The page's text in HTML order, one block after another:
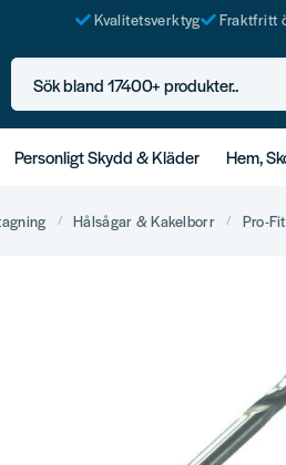
Kvalitetsverktyg Fraktfritt
Sök bland 17400+ produkter..
Personligt Skydd & Kläder Hem,
Hålsågar & Kakelborr Pro-